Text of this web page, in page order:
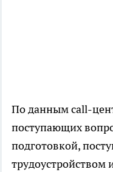
По данным call-
поступающих
подготовкой,